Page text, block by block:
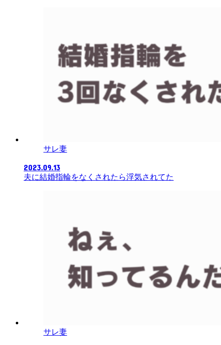
サレ妻
2023.09.13
夫に結婚指輪をなくされたら浮気されてた
サレ妻